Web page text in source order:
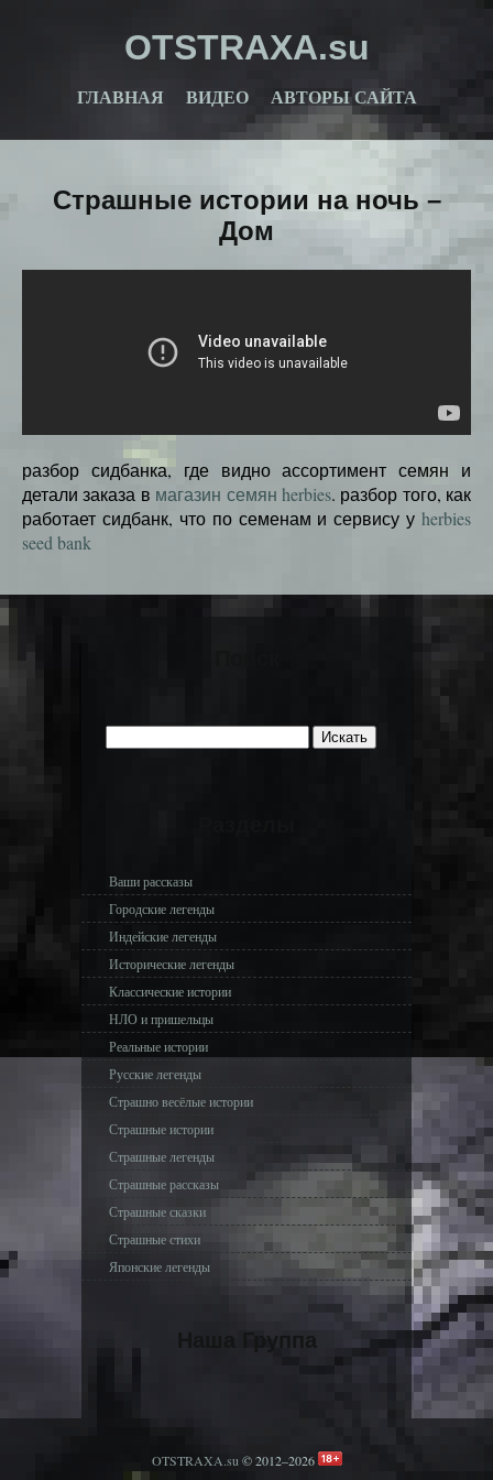
OTSTRAXA.su
ГЛАВНАЯ ВИДЕО АВТОРЫ САЙТА
Страшные истории на ночь –
Дом
разбор сидбанка, где видно ассортимент семян и
детали заказа в магазин семян herbies. разбор того, как
работает сидбанк, что по семенам и сервису у herbies
seed bank
Ваши рассказы
Городские легенды
Индейские легенды
Исторические легенды
Классические истории
НЛО и пришельцы
Реальные истории
Русские легенды
Страшно весёлые истории
Страшные истории
Страшные легенды
Страшные рассказы
Страшные сказки
Страшные стихи
Японские легенды
Наша Группа
OTSTRAXA.su © 2012–2026